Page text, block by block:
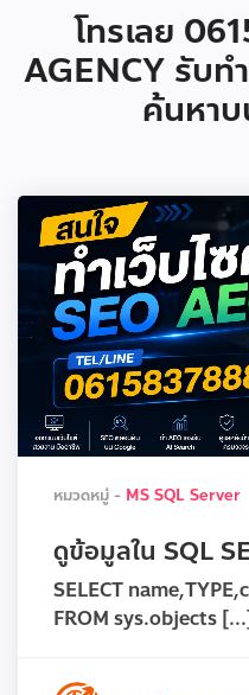
โทรเลย
AGENCY รับท
ค้นหา
หมวดหมู่ - MS SQL Server
ดูข้อมูลใน SQL
SELECT
FROM sys.objects